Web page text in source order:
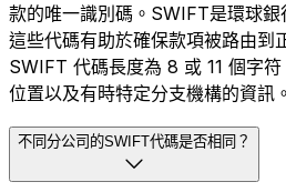
款的唯一識別碼。SWIFT是環球銀
這些代碼有助於確保款項被路由到
SWIFT 代碼長度為 8 或 11 個字符
位置以及有時特定分支機構的資訊。
不同分公司的SWIFT代碼是否相同？